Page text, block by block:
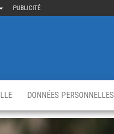
PUBLICITÉ
DONNÉES PERSONNELLES